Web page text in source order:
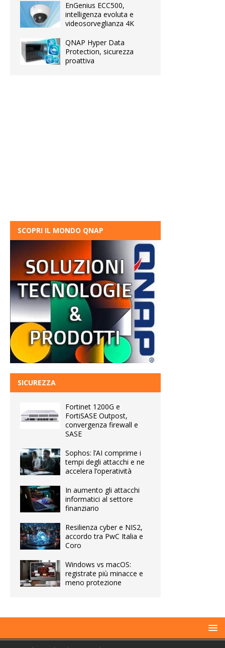
EnGenius ECC500,
intelligenza evoluta e
videosorveglianza 4K
QNAP Hyper Data
Protection, sicurezza
proattiva
SCOPRI IL MONDO QNAP
SICUREZZA
Fortinet 1200G e
FortiSASE Outpost,
convergenza firewall e
SASE
Sophos: l’AI comprime i
tempi degli attacchi e ne
accelera l’operatività
In aumento gli attacchi
informatici al settore
finanziario
Resilienza cyber e NIS2,
accordo tra PwC Italia e
Coro
Windows vs macOS:
registrate più minacce e
meno protezione